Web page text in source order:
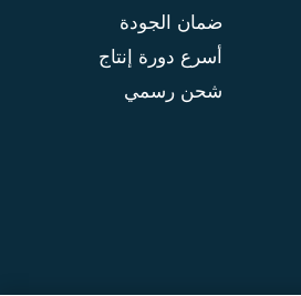
ضمان الجودة
أسرع دورة إنتاج
شحن رسمي